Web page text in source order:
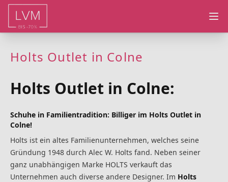
Holts Outlet in Colne
Holts Outlet in Colne:
Schuhe in Familientradition: Billiger im Holts Outlet in
Colne!
Holts ist ein altes Familienunternehmen, welches seine
Gründung 1948 durch Alec W. Holts fand. Neben seiner
ganz unabhängigen Marke HOLTS verkauft das
Unternehmen auch diverse andere Designer. Im Holts